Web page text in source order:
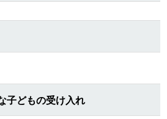
子どもの受け入れ